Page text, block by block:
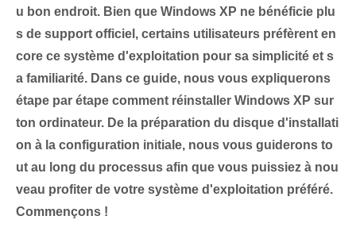
u bon endroit. Bien que Windows XP ne bénéficie plu
s de support officiel, certains utilisateurs préfèrent en
core ce système d'exploitation pour sa simplicité et s
a familiarité. Dans ce guide, nous vous expliquerons
étape par étape comment réinstaller Windows XP‌ sur
ton ordinateur. De la préparation du disque d'installati
on à la configuration initiale, nous vous guiderons to
ut au long du processus afin que vous puissiez à nou
veau profiter de votre système d'exploitation préféré. ⁢
Commençons⁣ !